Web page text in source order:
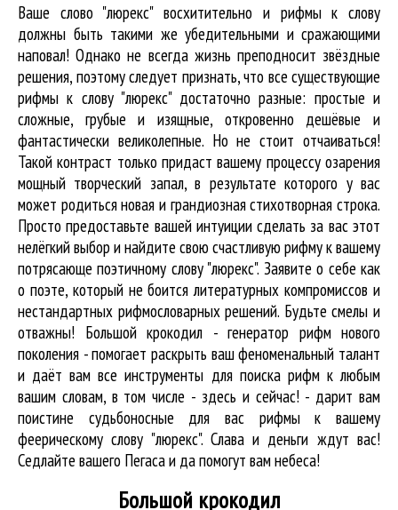
Ваше слово "люрекс" восхитительно и рифмы к слову
должны быть такими же убедительными и сражающими
наповал! Однако не всегда жизнь преподносит звёздные
решения, поэтому следует признать, что все существующие
рифмы к слову "люрекс" достаточно разные: простые и
сложные, грубые и изящные, откровенно дешёвые и
фантастически великолепные. Но не стоит отчаиваться!
Такой контраст только придаст вашему процессу озарения
мощный творческий запал, в результате которого у вас
может родиться новая и грандиозная стихотворная строка.
Просто предоставьте вашей интуиции сделать за вас этот
нелёгкий выбор и найдите свою счастливую рифму к вашему
потрясающе поэтичному слову "люрекс". Заявите о себе как
о поэте, который не боится литературных компромиссов и
нестандартных рифмословарных решений. Будьте смелы и
отважны! Большой крокодил - генератор рифм нового
поколения - помогает раскрыть ваш феноменальный талант
и даёт вам все инструменты для поиска рифмк любым
вашим словам, в том числе - здесь и сейчас! - дарит вам
поистине судьбоносные для вас рифмы к вашему
феерическому слову "люрекс". Слава и деньги ждут вас!
Седлайте вашего Пегаса и да помогут вам небеса!
Большой крокодил